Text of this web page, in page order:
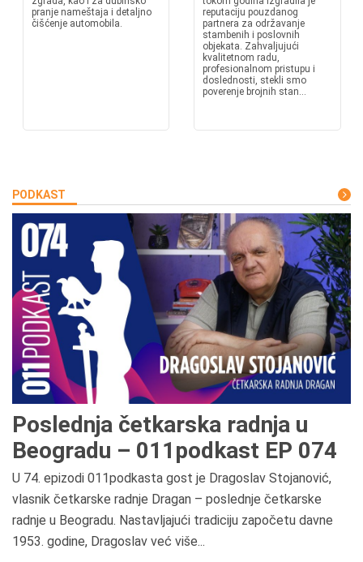
pranje nameštaja i detaljno
čišćenje automobila.
reputaciju pouzdanog
partnera za održavanje
stambenih i poslovnih
objekata. Zahvaljujući
kvalitetnom radu,
profesionalnom pristupu i
doslednosti, stekli smo
poverenje brojnih stan...
PODKAST
Poslednja četkarska radnja u
Beogradu – 011podkast EP 074
U 74. epizodi 011podkasta gost je Dragoslav Stojanović,
vlasnik četkarske radnje Dragan – poslednje četkarske
radnje u Beogradu. Nastavljajući tradiciju započetu davne
1953. godine, Dragoslav već više...